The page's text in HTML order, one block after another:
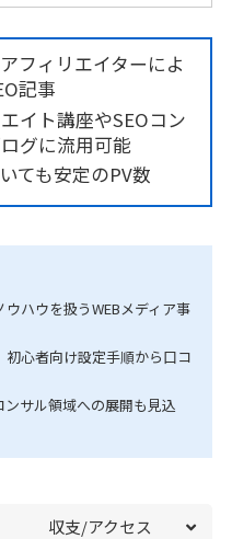
フィリエイターによ
記事
イト講座やSEOコン
グに流用可能
ても安定のPV数
ハウを扱うWEBメディア事
心者向け設定手順から口コ
サル領域への展開も見込
収支/アクセス